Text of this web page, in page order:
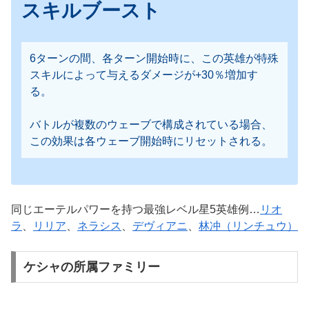
スキルブースト
6ターンの間、各ターン開始時に、この英雄が特殊
スキルによって与えるダメージが+30％増加す
る。
バトルが複数のウェーブで構成されている場合、
この効果は各ウェーブ開始時にリセットされる。
同じエーテルパワーを持つ最強レベル星5英雄例… リオ
ラ
リリア ネラシス デヴィアニ 林冲（リンチュウ）
ケシャの所属ファミリー